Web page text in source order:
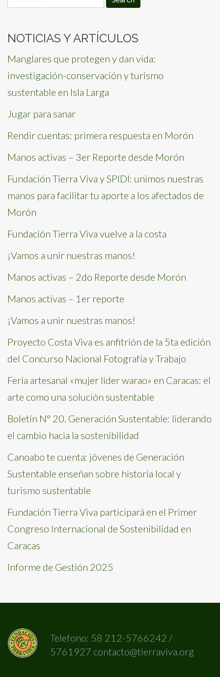
for:
NOTICIAS Y ARTÍCULOS
Manglares que protegen y dan vida:
investigación-conservación y turismo
sustentable en Isla Larga
Jugar para sanar
Rendir cuentas: primera respuesta en Morón
Manos activas – 3er Reporte desde Morón
Fundación Tierra Viva y SPIDI: unimos nuestras
manos para facilitar tu aporte a los afectados de
Morón
Fundación Tierra Viva vuelve a la costa
¡Vamos a unir nuestras manos!
Manos activas – 2do Reporte desde Morón
Manos activas – 1er reporte
¡Vamos a unir nuestras manos!
Proyecto Costa Viva es anfitrión de la 5ta edición
del Concurso Nacional Fotografía y Trabajo
Feria artesanal «mujer líder warao» en Caracas: el
arte como una solución sustentable
Boletín N° 20. Generación Sustentable: liderando
el cambio hacia la sostenibilidad
Canoabo te cuenta: jóvenes de Generación
Sustentable enseñan sobre historia local y
turismo sustentable
Fundación Tierra Viva participará en el Primer
Congreso Internacional de Sostenibilidad en
Caracas
Informe de Gestión 2025
Telefono: 58 212-5766242 /
5761927 contacto@tierraviva.org